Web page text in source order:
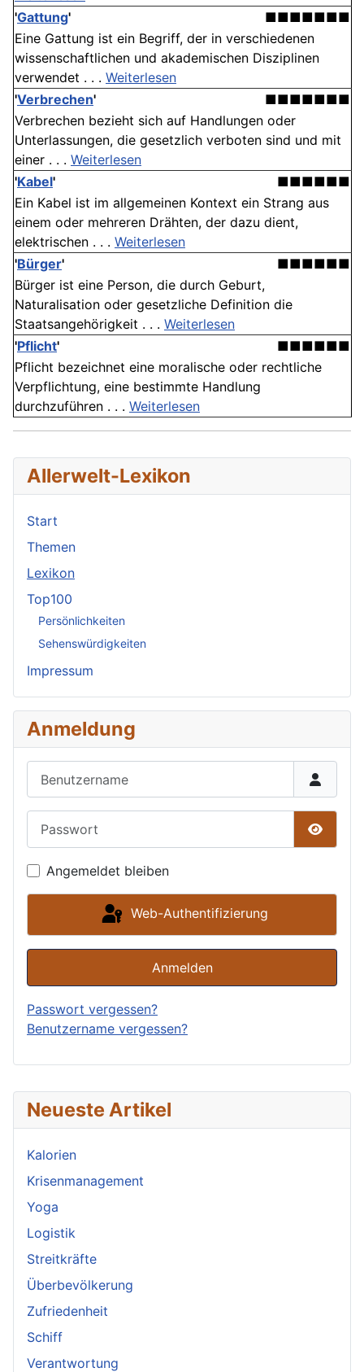
Neueste Artikel
Kalorien
Krisenmanagement
Yoga
Logistik
Streitkräfte
Überbevölkerung
Zufriedenheit
Schiff
Verantwortung
'Gattung'
■■■■■■■
Eine Gattung ist ein Begriff, der in verschiedenen
wissenschaftlichen und akademischen Disziplinen
verwendet . . . Weiterlesen
'Verbrechen'
■■■■■■■
Verbrechen bezieht sich auf Handlungen oder
Unterlassungen, die gesetzlich verboten sind und mit
einer . . . Weiterlesen
'Kabel'
■■■■■■
Ein Kabel ist im allgemeinen Kontext ein Strang aus
einem oder mehreren Drähten, der dazu dient,
elektrischen . . . Weiterlesen
'Bürger'
■■■■■■
Bürger ist eine Person, die durch Geburt,
Naturalisation oder gesetzliche Definition die
Staatsangehörigkeit . . . Weiterlesen
'Pflicht'
■■■■■■
Pflicht bezeichnet eine moralische oder rechtliche
Verpflichtung, eine bestimmte Handlung
durchzuführen . . . Weiterlesen
Allerwelt-Lexikon
Start
Themen
Lexikon
Top100
Persönlichkeiten
Sehenswürdigkeiten
Impressum
Anmeldung
Angemeldet bleiben
Web-Authentifizierung
Anmelden
Passwort vergessen?
Benutzername vergessen?